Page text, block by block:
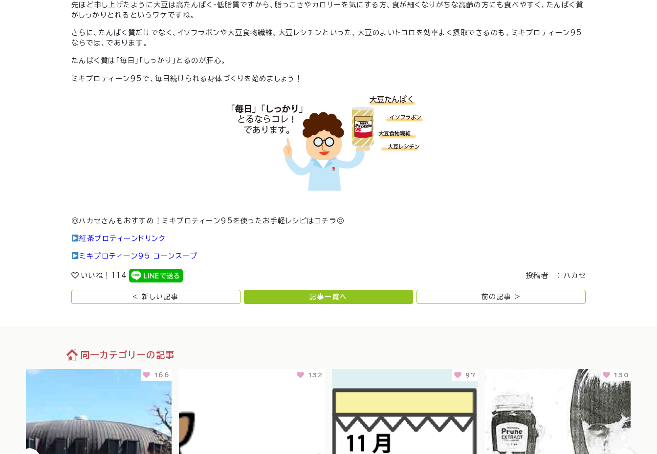
先ほど申し上げたように大豆は高たんぱく・低脂質ですから、脂っこさやカロリーを気にする方、食が細くなりがちな高齢の方にも食べやすく、たんぱく質
がしっかりとれるというワケですね。
さらに、たんぱく質だけでなく、イソフラボンや大豆食物繊維、大豆レシチンといった、大豆のよいトコロを効率よく摂取できるのも、ミキプロティーン95
ならでは、であります。
たんぱく質は「毎日」「しっかり」とるのが肝心。
ミキプロティーン95で、毎日続けられる身体づくりを始めましょう！
◎ハカセさんもおすすめ！ミキプロティーン95を使ったお手軽レシピはコチラ◎
紅茶プロティーンドリンク
ミキプロティーン95 コーンスープ
投稿者 ： ハカセ
いいね！ 114
< 新しい記事 記事一覧へ 前の記事 >
同一カテゴリーの記事
166 132 97 130